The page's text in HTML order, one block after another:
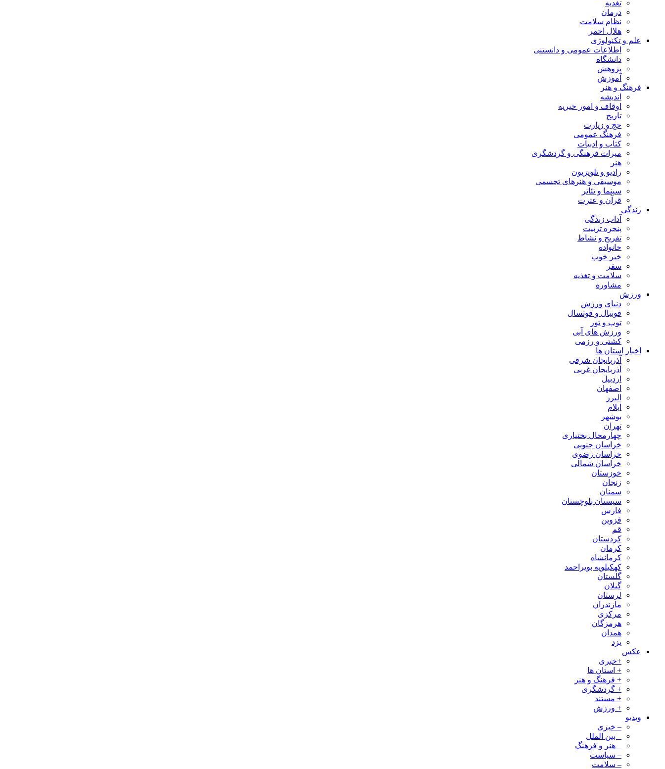
تغدیه
درمان
نظام سلامت
هلال احمر
علم و تکنولوژی
اطلاعات عمومی و دانستنی
دانشگاه
پژوهش
آموزش
فرهنگ و هنر
اندیشه
اوقاف و امور خیریه
تاریخ
حج و زیارت
فرهنگ عمومی
کتاب و ادبیات
میراث فرهنگی و گردشگری
هنر
رادیو و تلویزیون
موسیقی و هنرهای تجسمی
سینما و تئاتر
قرآن و عترت
زندگی
آداب زندگی
پنجره تربیت
تفریح و نشاط
خانواده
خبر خوب
سفر
سلامت و تغذیه
مشاوره
ورزش
دنیای ورزش
فوتبال و فوتسال
توپ و تور
ورزش های آبی
کشتی و رزمی
اخبار استان ها
آذربایجان شرقی
آذربایجان غربی
اردبیل
اصفهان
البرز
ایلام
بوشهر
تهران
چهارمحال بختیاری
خراسان جنوبی
خراسان رضوی
خراسان شمالی
خوزستان
زنجان
سمنان
سیستان بلوچستان
فارس
قزوین
قم
کردستان
کرمان
کرمانشاه
کهکیلویه بویراحمد
گلستان
گیلان
لرستان
مازندران
مرکزی
هرمزگان
همدان
یزد
عکس
+خبری
+ استان ها
+ فرهنگ و هنر
+ گردشگری
+ مستند
+ ورزش
ویدیو
– خبری
_ بین الملل
_ هنر و فرهنگ
– سیاست
– سلامت